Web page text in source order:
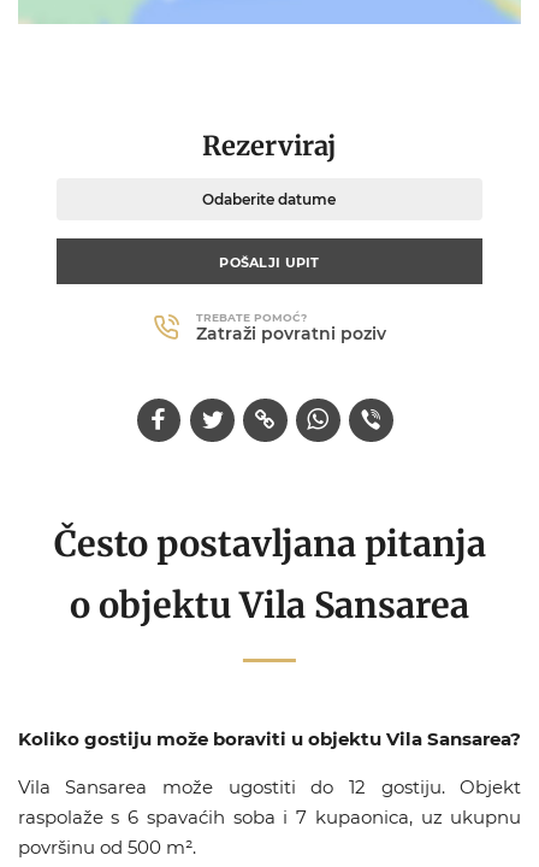
Rezerviraj
Odaberite datume
POŠALJI UPIT
TREBATE POMOĆ?
Zatraži povratni poziv
Često postavljana pitanja
o objektu Vila Sansarea
Koliko gostiju može boraviti u objektu Vila Sansarea?
Vila Sansarea može ugostiti do 12 gostiju. Objekt
raspolaže s 6 spavaćih soba i 7 kupaonica, uz ukupnu
površinu od 500 m².